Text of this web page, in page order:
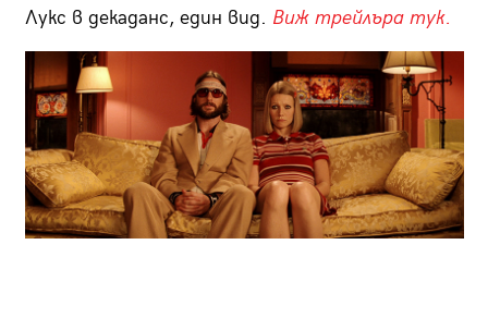
Лукс в декаданс, един вид. Виж трейлъра тук.